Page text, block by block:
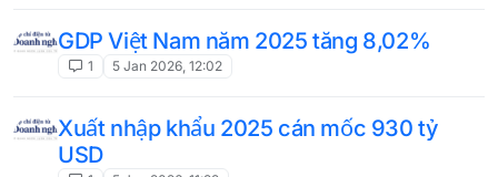
GDP Việt Nam năm 2025 tăng 8,02%
1 5 Jan 2026, 12:02
Xuất nhập khẩu 2025 cán mốc 930 tỷ
USD